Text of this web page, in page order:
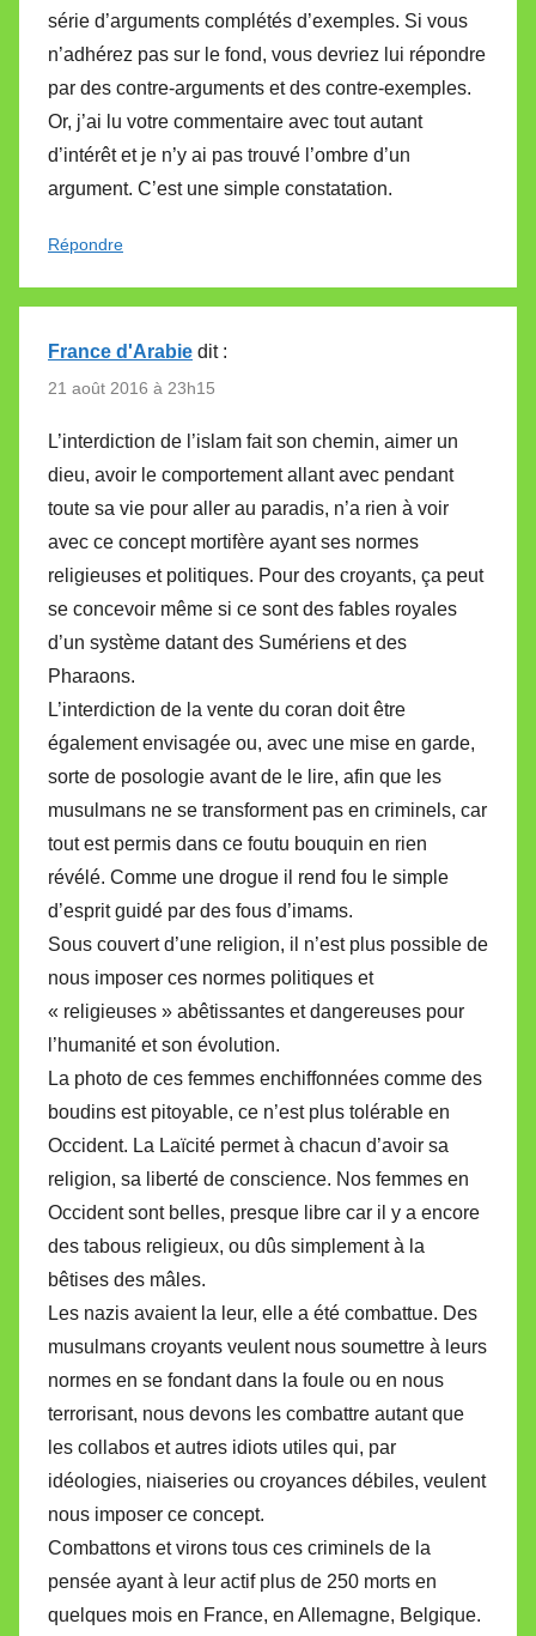
série d’arguments complétés d’exemples. Si vous
n’adhérez pas sur le fond, vous devriez lui répondre
par des contre-arguments et des contre-exemples.
Or, j’ai lu votre commentaire avec tout autant
d’intérêt et je n’y ai pas trouvé l’ombre d’un
argument. C’est une simple constatation.
Répondre
France d'Arabie dit :
21 août 2016 à 23h15
L’interdiction de l’islam fait son chemin, aimer un
dieu, avoir le comportement allant avec pendant
toute sa vie pour aller au paradis, n’a rien à voir
avec ce concept mortifère ayant ses normes
religieuses et politiques. Pour des croyants, ça peut
se concevoir même si ce sont des fables royales
d’un système datant des Sumériens et des
Pharaons.
L’interdiction de la vente du coran doit être
également envisagée ou, avec une mise en garde,
sorte de posologie avant de le lire, afin que les
musulmans ne se transforment pas en criminels, car
tout est permis dans ce foutu bouquin en rien
révélé. Comme une drogue il rend fou le simple
d’esprit guidé par des fous d’imams.
Sous couvert d’une religion, il n’est plus possible de
nous imposer ces normes politiques et
« religieuses » abêtissantes et dangereuses pour
l’humanité et son évolution.
La photo de ces femmes enchiffonnées comme des
boudins est pitoyable, ce n’est plus tolérable en
Occident. La Laïcité permet à chacun d’avoir sa
religion, sa liberté de conscience. Nos femmes en
Occident sont belles, presque libre car il y a encore
des tabous religieux, ou dûs simplement à la
bêtises des mâles.
Les nazis avaient la leur, elle a été combattue. Des
musulmans croyants veulent nous soumettre à leurs
normes en se fondant dans la foule ou en nous
terrorisant, nous devons les combattre autant que
les collabos et autres idiots utiles qui, par
idéologies, niaiseries ou croyances débiles, veulent
nous imposer ce concept.
Combattons et virons tous ces criminels de la
pensée ayant à leur actif plus de 250 morts en
quelques mois en France, en Allemagne, Belgique.